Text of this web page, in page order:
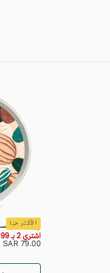
زبدة
الأكثر حبًا
اشتري 2 بـ 99
79.00
السعر
79.00 SAR